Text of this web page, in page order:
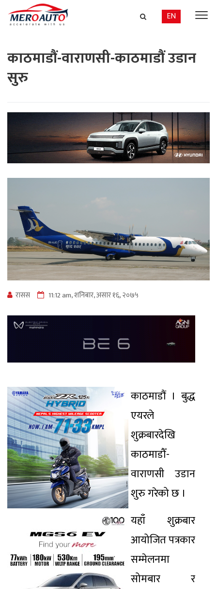
EN
काठमाडौं-वाराणसी-काठमाडौं उडान
सुरु
रासस 11:12 am, शनिबार, असार १६, २०७५
काठमाडौं । बुद्ध
एयरले
शुक्रबारदेखि
काठमाडौँ-
वाराणसी उडान
शुरु गरेको छ ।
यहाँ शुक्रबार
आयोजित पत्रकार
सम्मेलनमा
सोमबार र